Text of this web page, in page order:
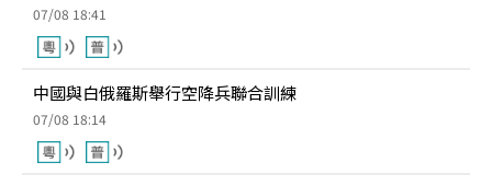
07/08 18:41
中國與白俄羅斯舉行空降兵聯合訓練
07/08 18:14